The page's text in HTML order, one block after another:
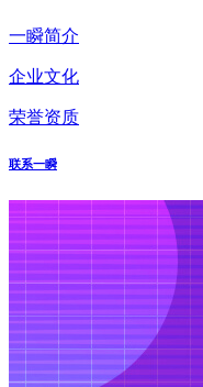
一瞬简介
企业文化
荣誉资质
联系一瞬